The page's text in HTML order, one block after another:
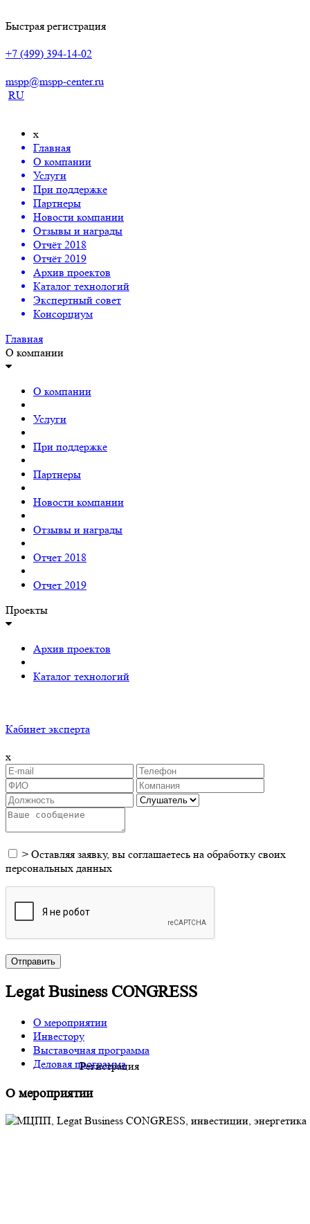
Быстрая регистрация
+7 (499) 394-14-02
mspp@mspp-center.ru
RU
x
Главная
О компании
Услуги
При поддержке
Партнеры
Новости компании
Отзывы и награды
Отчёт 2018
Отчёт 2019
Архив проектов
Каталог технологий
Экспертный совет
Консорциум
Главная
О компании
О компании
Услуги
При поддержке
Партнеры
Новости компании
Отзывы и награды
Отчет 2018
Отчет 2019
Проекты
Архив проектов
Каталог технологий
Кабинет эксперта
x
> Оставляя заявку, вы соглашаетесь на обработку своих
персональных данных
Отправить
Legat Business CONGRESS
О мероприятии
Инвестору
Выставочная программа
Деловая программа
Регистрация
О мероприятии